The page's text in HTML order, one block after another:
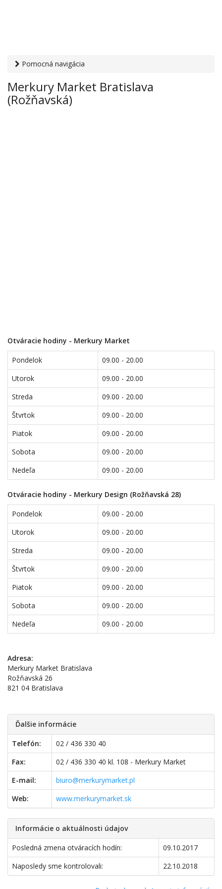
Pomocná navigácia
Merkury Market Bratislava (Rožňavská)
Merkury Market Bratislava
(Rožňavská)
Otváracie hodiny - Merkury Market
Pondelok
09.00 - 20.00
Utorok
09.00 - 20.00
Streda
09.00 - 20.00
Štvrtok
09.00 - 20.00
Piatok
09.00 - 20.00
Sobota
09.00 - 20.00
Nedeľa
09.00 - 20.00
Otváracie hodiny - Merkury Design (Rožňavská 28)
Pondelok
09.00 - 20.00
Utorok
09.00 - 20.00
Streda
09.00 - 20.00
Štvrtok
09.00 - 20.00
Piatok
09.00 - 20.00
Sobota
09.00 - 20.00
Nedeľa
09.00 - 20.00
Adresa:
Merkury Market Bratislava
Rožňavská 26
821 04 Bratislava
Ďalšie informácie
Telefón:
02 / 436 330 40
Fax:
02 / 436 330 40 kl. 108 - Merkury Market
E-mail:
biuro@merkurymarket.pl
Web:
www.merkurymarket.sk
Informácie o aktuálnosti údajov
Posledná zmena otváracích hodín:
09.10.2017
Naposledy sme kontrolovali:
22.10.2018